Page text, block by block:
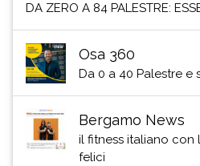
DA ZERO A 84 PALESTRE:
Osa 360
Da 0 a 40 Palestre e
Bergamo News
il fitness italiano con
felici